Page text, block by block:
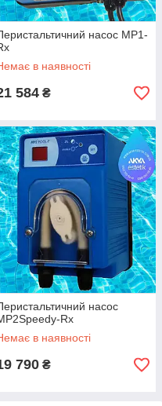
насос МР1-
в наявності
584 ₴
насос
Rx
в наявності
790 ₴